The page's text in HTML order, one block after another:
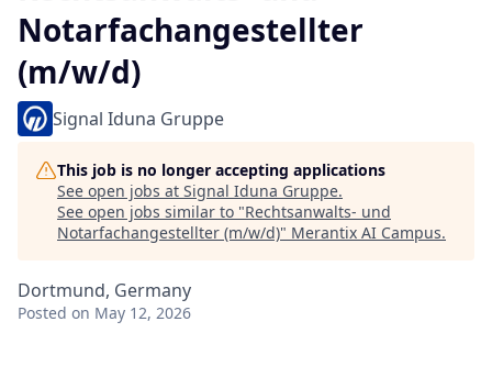
Notarfachangestellter
(m/w/d)
Signal Iduna Gruppe
This job is no longer accepting applications
See open jobs at Signal Iduna Gruppe.
See open jobs similar to "Rechtsanwalts- und
Notarfachangestellter (m/w/d)" Merantix AI Campus.
Dortmund, Germany
Posted on May 12, 2026